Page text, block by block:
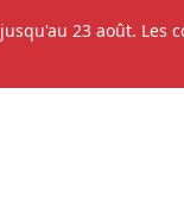
23 août.